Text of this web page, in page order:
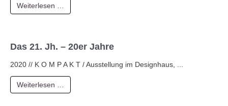
Weiterlesen …
Das 21. Jh. – 20er Jahre
2020 // K O M P A K T / Ausstellung im Designhaus, ...
Weiterlesen …